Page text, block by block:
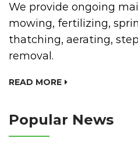
We provide ongoing
mowing, fertilizing,
thatching, aerating,
removal.
READ MORE
Popular News